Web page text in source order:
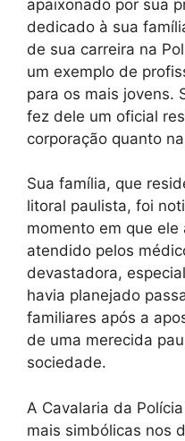
apaixonado por sua
dedicado à sua
de sua carreira na
um exemplo de
para os mais jovens.
fez dele um oficial
corporação quanto
Sua família, que
litoral paulista, foi
momento em que
atendido pelos
devastadora,
havia planejado
familiares após a
de uma merecida
sociedade.
A Cavalaria da
mais simbólicas nos